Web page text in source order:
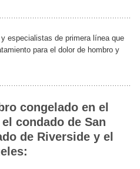
especialistas de primera línea que
para el dolor de hombro y
congelado en el
condado de San
de Riverside y el